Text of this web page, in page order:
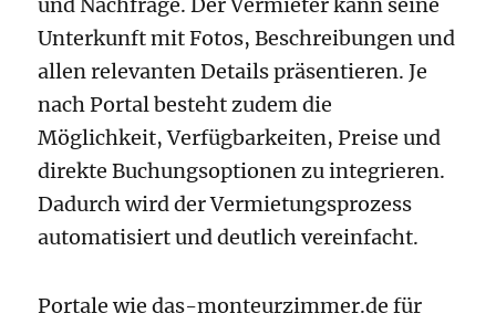
Unterkunft mit Fotos, Beschreibungen und
allen relevanten Details präsentieren. Je
nach Portal besteht zudem die
Möglichkeit, Verfügbarkeiten, Preise und
direkte Buchungsoptionen zu integrieren.
Dadurch wird der Vermietungsprozess
automatisiert und deutlich vereinfacht.
Portale wie das-monteurzimmer.de für